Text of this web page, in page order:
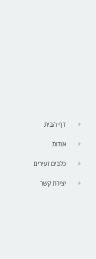
דף הבית
אודות
כלבים זעירים
יצירת קשר